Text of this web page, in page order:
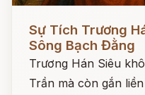
Sự Tích Trương
Sông Bạch Đằng
Trương Hán Siêu
Trần mà còn gắn